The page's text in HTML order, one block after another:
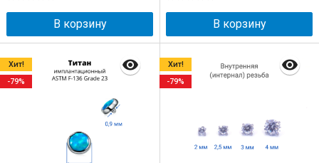
В корзину В корзину
Хит!
-79%
Хит!
-79%